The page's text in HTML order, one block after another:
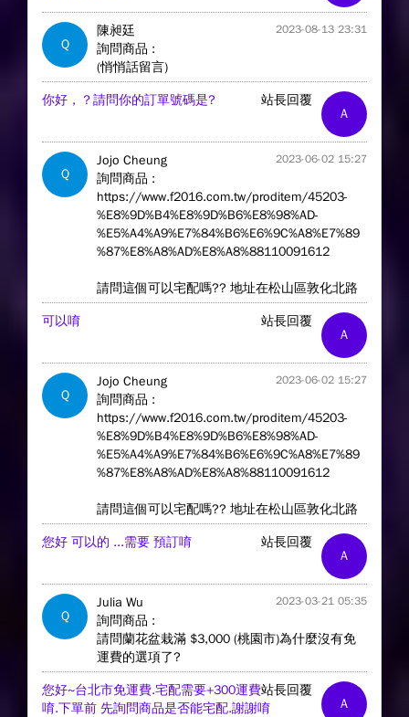
Q
陳昶廷 2023-08-13 23:31
詢問商品 :
(悄悄話留言)
A
站長回覆
你好，？請問你的訂單號碼是?
Q
Jojo Cheung 2023-06-02 15:27
詢問商品 :
https://www.f2016.com.tw/proditem/45203-
%E8%9D%B4%E8%9D%B6%E8%98%AD-
%E5%A4%A9%E7%84%B6%E6%9C%A8%E7%89
%87%E8%A8%AD%E8%A8%88110091612
請問這個可以宅配嗎?? 地址在松山區敦化北路
A
站長回覆
可以唷
Q
Jojo Cheung 2023-06-02 15:27
詢問商品 :
https://www.f2016.com.tw/proditem/45203-
%E8%9D%B4%E8%9D%B6%E8%98%AD-
%E5%A4%A9%E7%84%B6%E6%9C%A8%E7%89
%87%E8%A8%AD%E8%A8%88110091612
請問這個可以宅配嗎?? 地址在松山區敦化北路
A
站長回覆
您好 可以的 ...需要 預訂唷
Q
Julia Wu 2023-03-21 05:35
詢問商品 :
請問蘭花盆栽滿 $3,000 (桃園市)為什麼沒有免
運費的選項了?
A
站長回覆
您好~台北市免運費.宅配需要+300運費
唷.下單前 先詢問商品是否能宅配.謝謝唷